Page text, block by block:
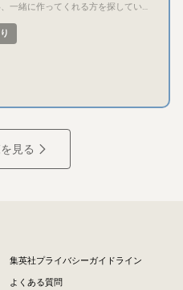
グ https:
リザルト画面など）のデザイン作成
考慮した画面レイアウトの設計、提
画面からリザルト画面までのループ
ここの見栄えと使いやすさがゲーム
ャットにて行います。
一緒に作ってくれる方を探していま
詳しい経歴などはプロフィールをご
方が応募してくれた場合はお任せす
ェクト期間中（1〜3ヶ月程度）継続
います - 企画は白紙の状態からのス
ら一緒に考えられる方にはおすすめ
も、気になった方はお気軽にご連絡
者の得意分野に合わせて決定予定） -
3ヶ月程度 - 進捗状況：企画白紙の
、各自の著作者としての権利を前提
作物として扱う予定です（持分や具
取り組める方だと嬉しいです。 ##
見る
集英社プライバシーガイドライン
よくある質問